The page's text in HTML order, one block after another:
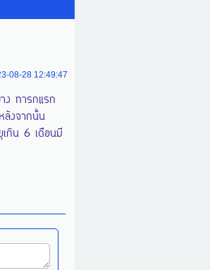
08-28 12:49:47
ทารกแรก
ลังจากนั้น
เกิน 6 เดือนมี